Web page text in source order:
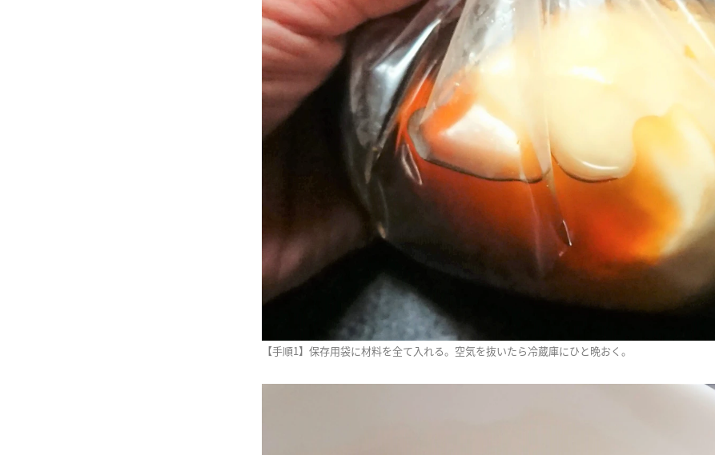
【手順1】保存用袋に材料を全て入れる。空気を抜いたら冷蔵庫にひと晩おく。